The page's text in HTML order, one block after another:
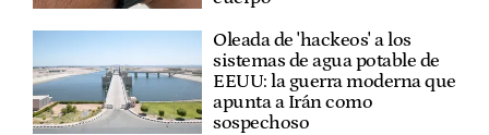
Oleada de 'hackeos' a los
sistemas de agua potable de
EEUU: la guerra moderna que
apunta a Irán como
sospechoso